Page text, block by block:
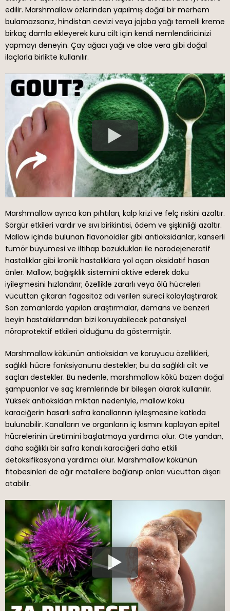
edilir. Marshmallow özlerinden yapılmış doğal bir merhem
bulamazsanız, hindistan cevizi veya jojoba yağı temelli kreme
birkaç damla ekleyerek kuru cilt için kendi nemlendiricinizi
yapmayı deneyin. Çay ağacı yağı ve aloe vera gibi doğal
ilaçlarla birlikte kullanılır.
Marshmallow ayrıca kan pıhtıları, kalp krizi ve felç riskini azaltır.
Sörgür etkileri vardır ve sıvı birikintisi, ödem ve şişkinliği azaltır.
Mallow içinde bulunan flavonoidler gibi antioksidanlar, kanserli
tümör büyümesi ve iltihap bozuklukları ile nörodejeneratif
hastalıklar gibi kronik hastalıklara yol açan oksidatif hasarı
önler. Mallow, bağışıklık sistemini aktive ederek doku
iyileşmesini hızlandırır; özellikle zararlı veya ölü hücreleri
vücuttan çıkaran fagositoz adı verilen süreci kolaylaştırarak.
Son zamanlarda yapılan araştırmalar, demans ve benzeri
beyin hastalıklarından bizi koruyabilecek potansiyel
nöroprotektif etkileri olduğunu da göstermiştir.
Marshmallow kökünün antioksidan ve koruyucu özellikleri,
sağlıklı hücre fonksiyonunu destekler; bu da sağlıklı cilt ve
saçları destekler. Bu nedenle, marshmallow kökü bazen doğal
şampuanlar ve saç kremlerinde bir bileşen olarak kullanılır.
Yüksek antioksidan miktarı nedeniyle, mallow kökü
karaciğerin hasarlı safra kanallarının iyileşmesine katkıda
bulunabilir. Kanalların ve organların iç kısmını kaplayan epitel
hücrelerinin üretimini başlatmaya yardımcı olur. Öte yandan,
daha sağlıklı bir safra kanalı karaciğeri daha etkili
detoksifikasyona yardımcı olur. Marshmallow kökünün
fitobesinleri de ağır metallere bağlanıp onları vücuttan dışarı
atabilir.